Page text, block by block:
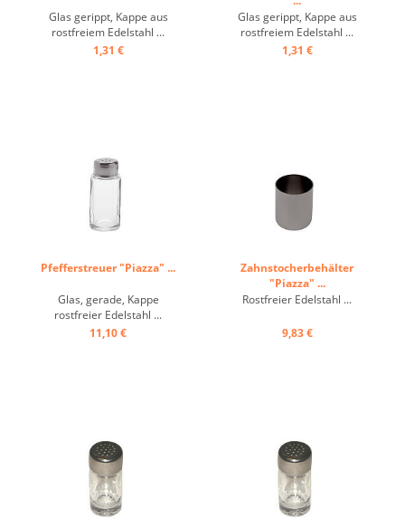
Glas gerippt, Kappe aus
rostfreiem Edelstahl ...
1,31 €
Glas gerippt, Kappe aus
rostfreiem Edelstahl ...
1,31 €
Pfefferstreuer "Piazza" ...
Glas, gerade, Kappe
rostfreier Edelstahl ...
11,10 €
Zahnstocherbehälter
"Piazza" ...
Rostfreier Edelstahl ...
9,83 €